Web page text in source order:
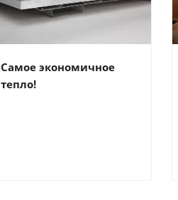
Самое экономичное
тепло!